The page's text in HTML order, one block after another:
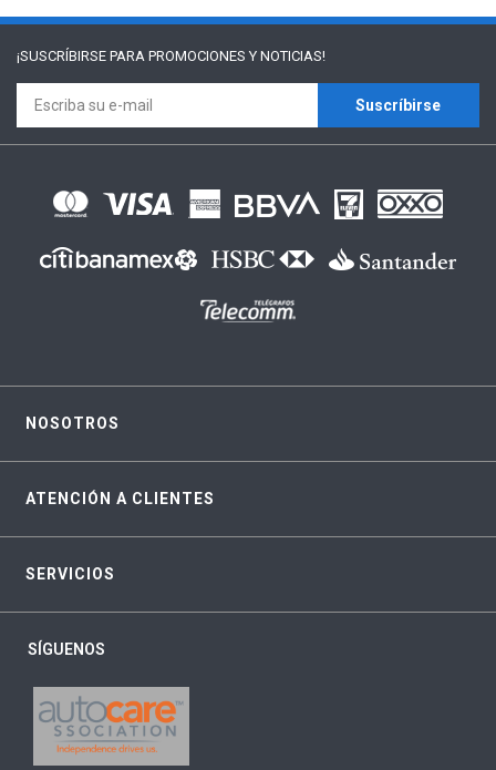
¡SUSCRÍBIRSE PARA PROMOCIONES Y NOTICIAS!
Suscríbirse
NOSOTROS
ATENCIÓN A CLIENTES
SERVICIOS
SÍGUENOS